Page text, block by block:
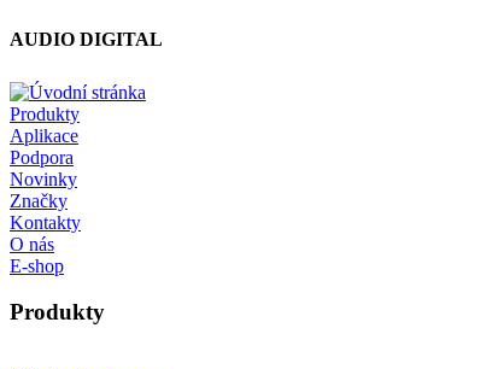
AUDIO DIGITAL
Produkty
Aplikace
Podpora
Novinky
Značky
Kontakty
O nás
E-shop
Produkty